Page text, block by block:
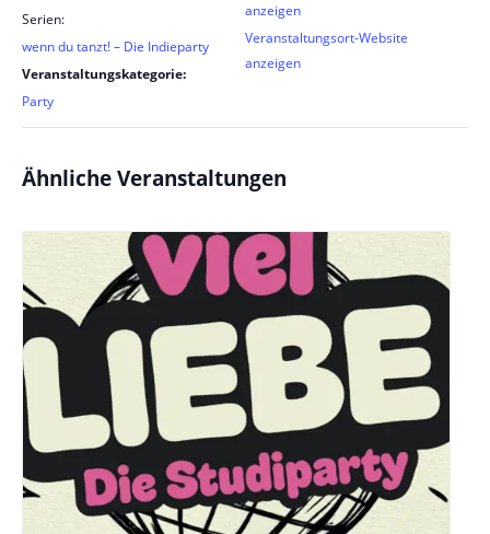
Serien:
wenn du tanzt! – Die Indieparty
Veranstaltungskategorie:
Party
anzeigen
Veranstaltungsort-Website
anzeigen
Ähnliche Veranstaltungen